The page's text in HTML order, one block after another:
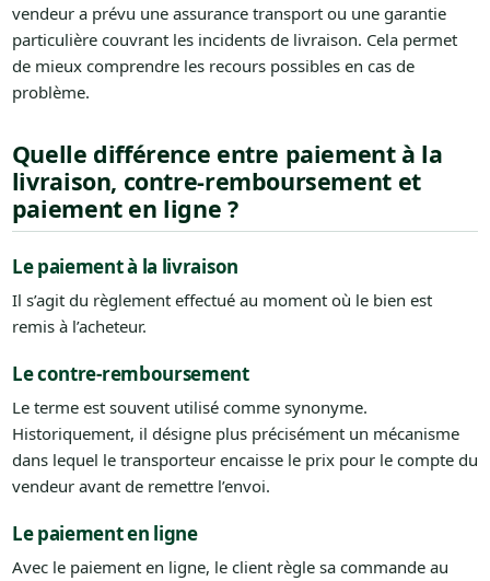
vendeur a prévu une assurance transport ou une garantie
particulière couvrant les incidents de livraison. Cela permet
de mieux comprendre les recours possibles en cas de
problème.
Quelle différence entre paiement à la
livraison, contre-remboursement et
paiement en ligne ?
Le paiement à la livraison
Il s’agit du règlement effectué au moment où le bien est
remis à l’acheteur.
Le contre-remboursement
Le terme est souvent utilisé comme synonyme.
Historiquement, il désigne plus précisément un mécanisme
dans lequel le transporteur encaisse le prix pour le compte du
vendeur avant de remettre l’envoi.
Le paiement en ligne
Avec le paiement en ligne, le client règle sa commande au